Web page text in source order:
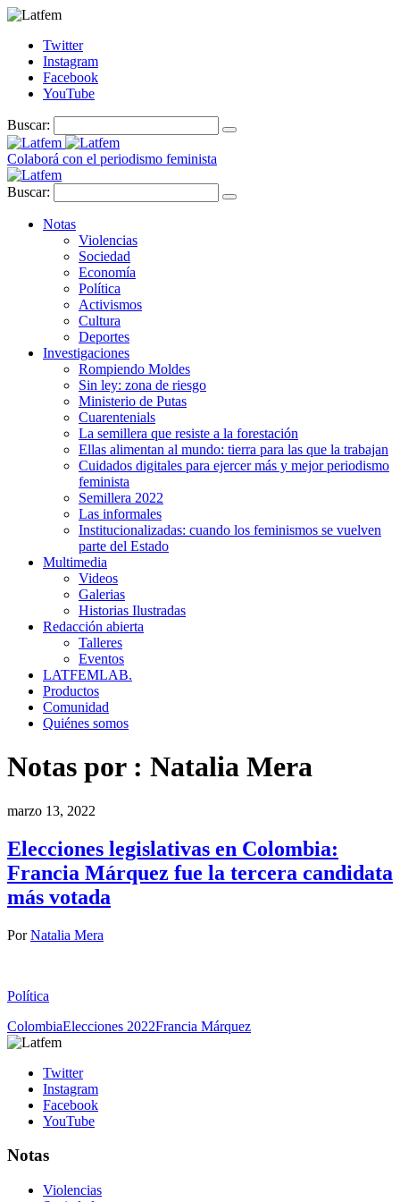
Twitter
Instagram
Facebook
YouTube
Buscar:
Colaborá con el periodismo feminista
Buscar:
Notas
Violencias
Sociedad
Economía
Política
Activismos
Cultura
Deportes
Investigaciones
Rompiendo Moldes
Sin ley: zona de riesgo
Ministerio de Putas
Cuarentenials
La semillera que resiste a la forestación
Ellas alimentan al mundo: tierra para las que la trabajan
Cuidados digitales para ejercer más y mejor periodismo
feminista
Semillera 2022
Las informales
Institucionalizadas: cuando los feminismos se vuelven
parte del Estado
Multimedia
Videos
Galerias
Historias Ilustradas
Redacción abierta
Talleres
Eventos
LATFEMLAB.
Productos
Comunidad
Quiénes somos
Notas por : Natalia Mera
marzo 13, 2022
Elecciones legislativas en Colombia:
Francia Márquez fue la tercera candidata
más votada
PorNatalia Mera
Política
ColombiaElecciones 2022Francia Márquez
Twitter
Instagram
Facebook
YouTube
Notas
Violencias